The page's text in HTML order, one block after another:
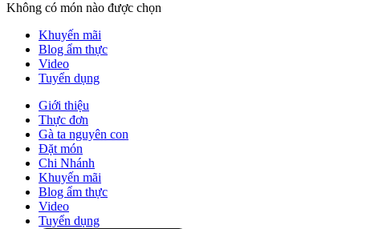
Không có món nào được chọn
Khuyến mãi
Blog ẩm thực
Video
Tuyển dụng
Giới thiệu
Thực đơn
Gà ta nguyên con
Đặt món
Chi Nhánh
Khuyến mãi
Blog ẩm thực
Video
Tuyển dụng